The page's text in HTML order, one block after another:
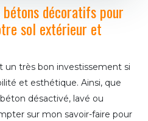
décoratifs pour
sol extérieur et
un très bon investissement si
et esthétique. Ainsi, que
désactivé, lavé ou
sur mon savoir-faire pour